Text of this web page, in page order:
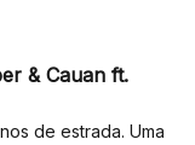
& Cauan ft.
de estrada. Uma